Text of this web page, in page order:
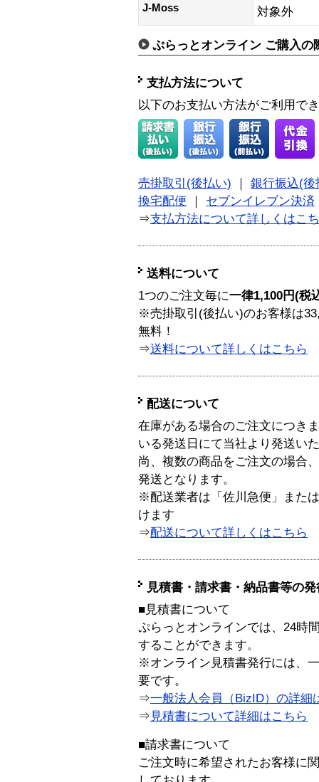
J-Moss 対象外
ぷらっとオンライン ご購入の
支払方法について
以下のお支払い方法がご利用で
売掛取引(後払い)
銀行振込(後
換宅配便
セブンイレブン決済
⇒支払方法について詳しくはこ
送料について
1つのご注文毎に一律1,100円(税
※売掛取引(後払い)のお客様は
無料！
⇒送料について詳しくはこちら
配送について
在庫がある場合のご注文につき
いる発送日にて当社より発送い
尚、複数の商品をご注文の場合
発送となります。
※配送業者は「佐川急便」また
けます
⇒配送について詳しくはこちら
見積書・請求書・納品書等の
■見積書について
ぷらっとオンラインでは、24時
することができます。
※オンライン見積書発行には、
要です。
⇒一般法人会員（BizID）の詳細
⇒ 見積書について詳細はこちら
■請求書について
ご注文時に希望されたお客様に